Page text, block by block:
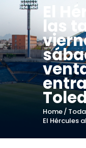
El
las
Home
El Hércules